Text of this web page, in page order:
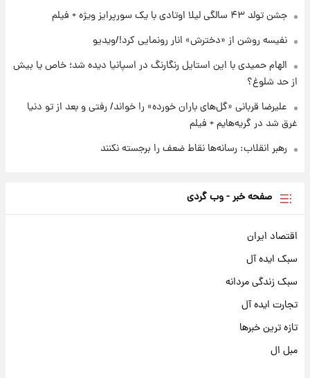
جشن تولد ۴۳ سالگی لیلا اوتادی با یک سورپرایز ویژه + فیلم
نفیسه روشن از «دخترش» انار رونمایی کرد!/ویدیو
الهام حمیدی با این استایل رنگارنگ در اسپانیا دیده شد؛ خاص یا بیش
از حد شلوغ؟
علیرضا قربانی «گل‌های باران خورده» را خواند/ رفتی و بعد از تو دنیا
غرق شد در گریه‌هایم + فیلم
رهبر انقلاب: رسانه‌ها نقاط ضعف را برجسته نکنند
صفحه خبر - وب گردی
اقتصاد ایران
سبک ایده آل
سبک زندگی مردانه
تجارت ایده آل
تازه ترین خبرها
مبل ال